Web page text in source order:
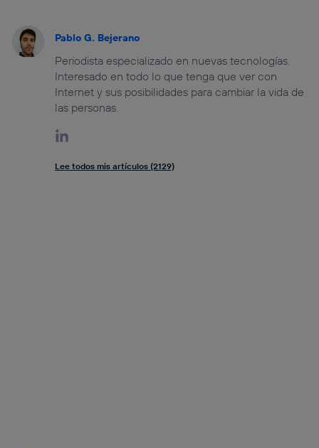
Pablo G. Bejerano
Periodista especializado en nuevas tecnologías.
Interesado en todo lo que tenga que ver con
Internet y sus posibilidades para cambiar la vida de
las personas.
Lee todos mis artículos (2129)